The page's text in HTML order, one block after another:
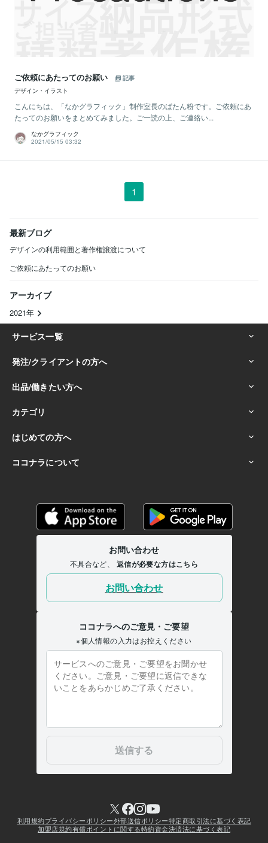
ご依頼にあたってのお願い
記事
デザイン・イラスト
こんにちは、「なかグラフィック」制作室長のぱたん粉です。ご依頼にあ
たってのお願いをまとめてみました。ご一読の上、ご連絡い...
なかグラフィック
2021/05/15 03:32
1
最新ブログ
デザインの利用範囲と著作権譲渡について
ご依頼にあたってのお願い
アーカイブ
2021年